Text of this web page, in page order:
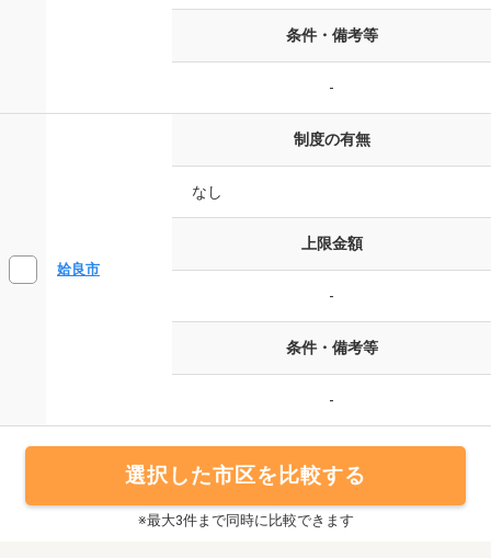
条件・備考等
-
姶良市
制度の有無
なし
上限金額
-
条件・備考等
-
選択した市区を比較する
※最大3件まで同時に比較できます